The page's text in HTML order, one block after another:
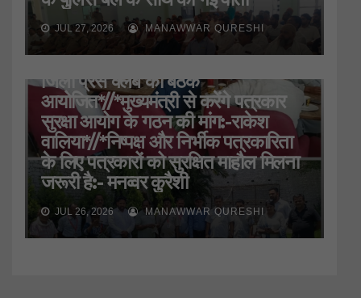
JUL 27, 2026 MANAWWAR QURESHI
जिला प्रेस क्लब की बैठक
आयोजित*//*मुख्यमंत्री से करेंगे पत्रकार
सुरक्षा आयोग के गठन की मांग:-राकेश
वालिया*//*निष्पक्ष और निर्भीक पत्रकारिता
के लिए पत्रकारों को सुरक्षित माहौल मिलना
जरूरी है:- मनव्वर कुरैशी
JUL 26, 2026 MANAWWAR QURESHI